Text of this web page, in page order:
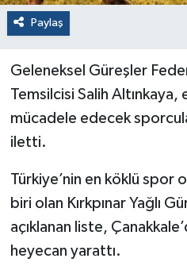
Paylaş
Geleneksel Güreşler
Temsilcisi Salih Altınkaya,
mücadele edecek
iletti.
Türkiye’nin en köklü spor
biri olan Kırkpınar Yağlı
açıklanan liste,
heyecan yarattı.